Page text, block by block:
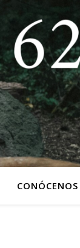
CONÓCENOS